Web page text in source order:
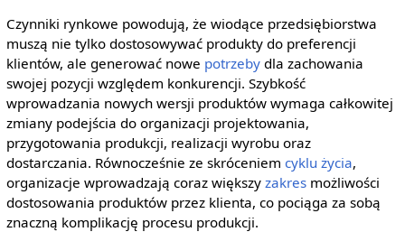
Czynniki rynkowe powodują, że wiodące przedsiębiorstwa
muszą nie tylko dostosowywać produkty do preferencji
klientów, ale generować nowe potrzebydla zachowania
swojej pozycji względem konkurencji. Szybkość
wprowadzania nowych wersji produktów wymaga całkowitej
zmiany podejścia do organizacji projektowania,
przygotowania produkcji, realizacji wyrobu oraz
dostarczania. Równocześnie ze skróceniem cyklu życia,
organizacje wprowadzają coraz większy zakresmożliwości
dostosowania produktów przez klienta, co pociąga za sobą
znaczną komplikację procesu produkcji.